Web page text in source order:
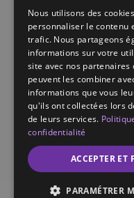
Nous utilisons des
personnaliser le contenu
trafic. Nous partageons
informations sur votre
site avec nos partenaires
peuvent les combiner
informations que vous
qu'ils ont collectées lors
de leurs services.
confidentialité
ACCEPTER ET
PARAMÉTRER